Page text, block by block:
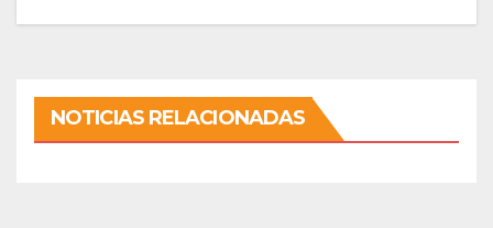
NOTICIAS RELACIONADAS